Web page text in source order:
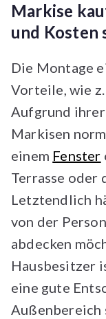
Markise
und Kosten
Die Montage
Vorteile, wie z.
Aufgrund
Markisen
einem Fenster
Terrasse oder
Letztendlich
von der
abdecken
Hausbesitzer
eine gute
Außenbereich